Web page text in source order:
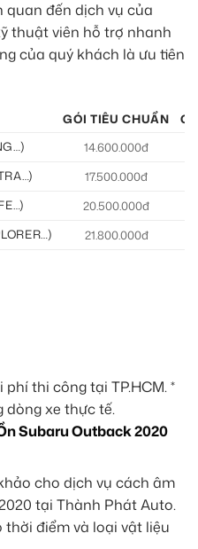
quan đến dịch vụ của
thuật viên hỗ trợ nhanh
của quý khách là ưu tiên
GÓI TIÊU CHUẨN
14.600.000đ
17.500.000đ
20.500.000đ
21.800.000đ
phí thi công tại TP.HCM. *
dòng xe thực tế.
Subaru Outback 2020
cho dịch vụ cách âm
tại Thành Phát Auto.
điểm và loại vật liệu